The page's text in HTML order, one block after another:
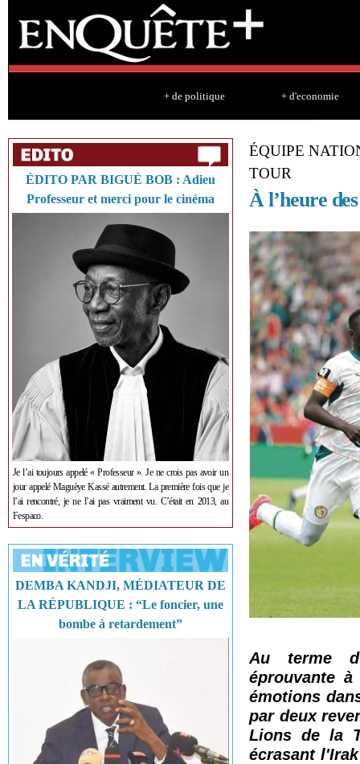
+ de politique + d'economie
ÉDITO PAR BIGUÉ BOB : Adieu
Professeur et merci pour le cinéma
Je l’ai toujours appelé « Professeur ». Je ne crois pas avoir un
jour appelé Maguèye Kassé autrement. La première fois que je
l’ai rencontré, je ne l’ai pas vraiment vu. C’était en 2013, au
Fespaco.
DEMBA KANDJI, MÉDIATEUR DE
LA RÉPUBLIQUE : “Le foncier, une
bombe à retardement”
ÉQUIPE
TOUR
À l’heure
Au terme
éprouvante
émotions
par deux
Lions de la
écrasant